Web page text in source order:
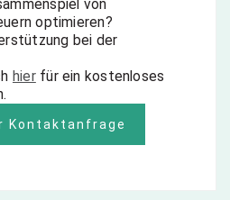
von
optimieren?
bei der
hierfür ein kostenloses
Kontaktanfrage